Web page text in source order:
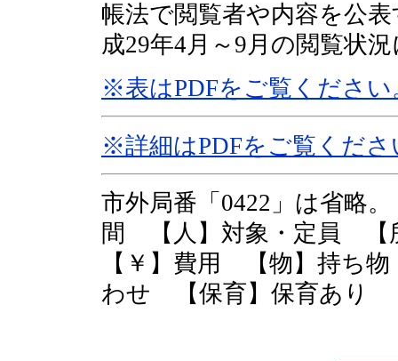
帳法で閲覧者や内容を公
成29年4月～9月の閲覧状
※表はPDFをご覧ください
※詳細はPDFをご覧くださ
市外局番「0422」は省略
間 【人】対象・定員
【￥】費用 【物】持ち
わせ 【保育】保育あり